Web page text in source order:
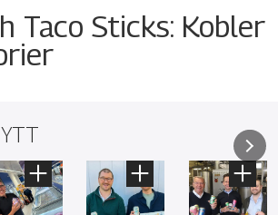
Taco Sticks: Kobler